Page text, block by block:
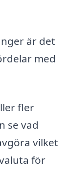
är det
med
fler
se vad
vilket
för